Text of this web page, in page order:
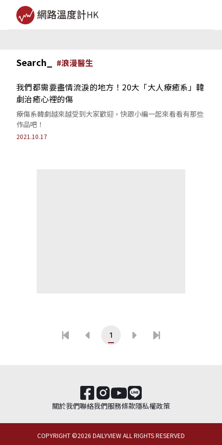
Search_ #浪漫醫生
我們都需要盡情流淚的地方！20大「大人療癒系」韓
劇治癒心裡的傷
療傷系韓劇越來越受到大家歡迎，快跟小編一起來看看有那些
作品吧！
2021.10.17
1
關於我們聯絡我們服務條款隱私權政策
COPYRIGHT ©2026 DAILYVIEW ALL RIGHTS RESERVED